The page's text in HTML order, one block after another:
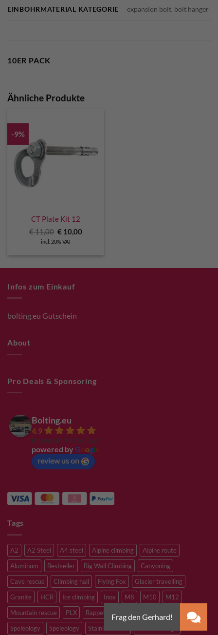
EINBOHRMATERIAL KATEGORIE expansion bolt, bolt hanger
10ER PACK
Ähnliche Produkte
-9%
CT Plate Kit 12
€11,00 Original
price
was:
€ 10,00Current
incl. 20% VAT
Infos zum Einkauf
bolting.eu Gutschein
About
Pro Deals & Sponsoring
Bolting.eu
4.9
Based on 94 reviews
powered by G ogl
review us on
Tags
A2 A2 Steel A4 steel Alpine climbing
Alpine route
Aluminum
Bestseller Big Wall Climbing
Canyoning
Cave rescue
Climbing hall Flying Fox
Glacier travelling
Granite
HCR Ice climbing Inox M8 M10
M12
Mountain rescue
PLX Rappelling
Slacklining
Speleology
Speleology Stainless steel